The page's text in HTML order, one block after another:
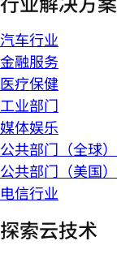
汽车行业
金融服务
医疗保健
工业部门
媒体娱乐
公共部门（全球）
公共部门（美国）
电信行业
探索云技术